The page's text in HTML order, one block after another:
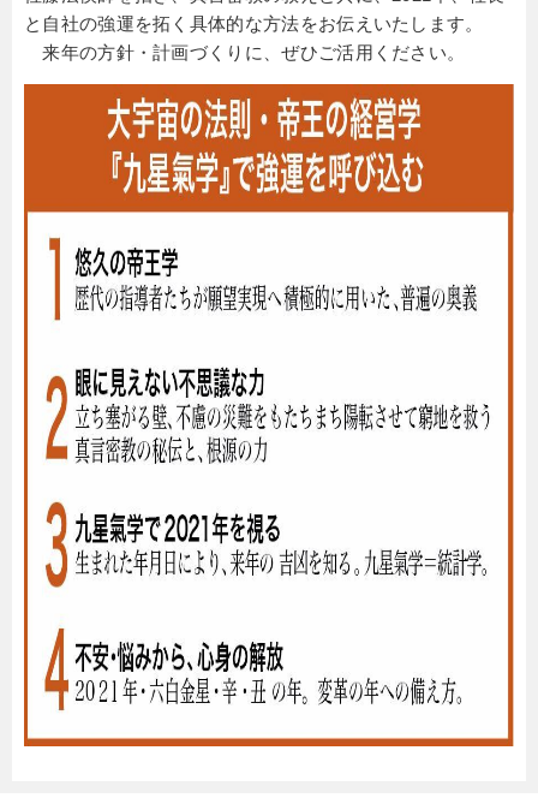
と自社の強運を拓く具体的な方法をお伝えいたします。
来年の方針・計画づくりに、ぜひご活用ください。